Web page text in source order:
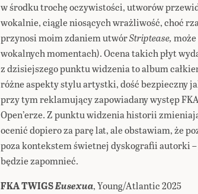
w środku trochę oczywistości, utworów
wokalnie, ciągle niosących wrażliwość, choć
przynosi moim zdaniem utwórStriptease,
wokalnych momentach). Ocena takich płyt
z dzisiejszego punktu widzenia to album
różne aspekty stylu artystki, dość bezpieczny
przy tym reklamujący zapowiadany występ
Open’erze. Z punktu widzenia historii
ocenić dopiero za parę lat, ale obstawiam, że
poza kontekstem świetnej dyskografii autorki –
będzie zapomnieć.
FKA TWIGSEusexua, Young/Atlantic 2025